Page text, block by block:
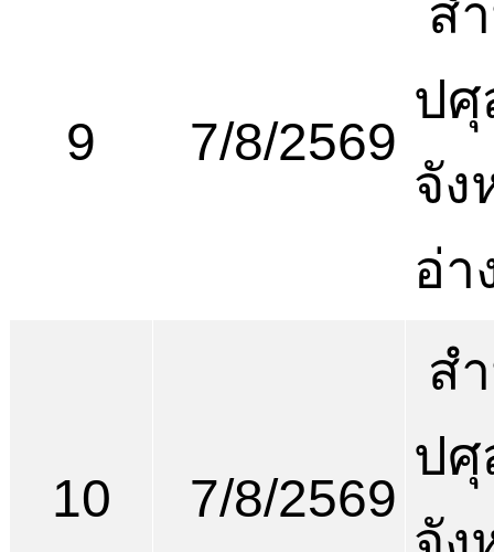
9 7/8/2569
ส
ปศุ
จัง
อ่า
10 7/8/2569
ส
ปศุ